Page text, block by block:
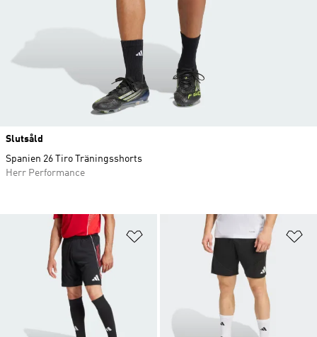
Lägg till på önskelistan
Slutsåld
Spanien 26 Tiro Träningsshorts
Herr Performance